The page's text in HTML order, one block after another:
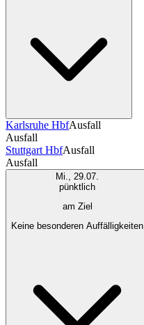
Karlsruhe HbfAusfall
Ausfall
Stuttgart HbfAusfall
Ausfall
Mi., 29.07.
pünktlich
am Ziel
Keine besonderen Auffälligkeiten